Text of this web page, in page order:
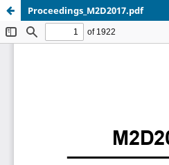
Proceedings_M2D2017.pdf